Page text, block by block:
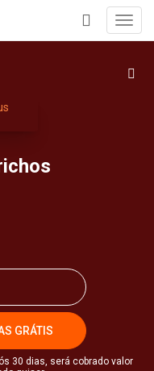
+
GRÁTIS
30 dias, será cobrado valor